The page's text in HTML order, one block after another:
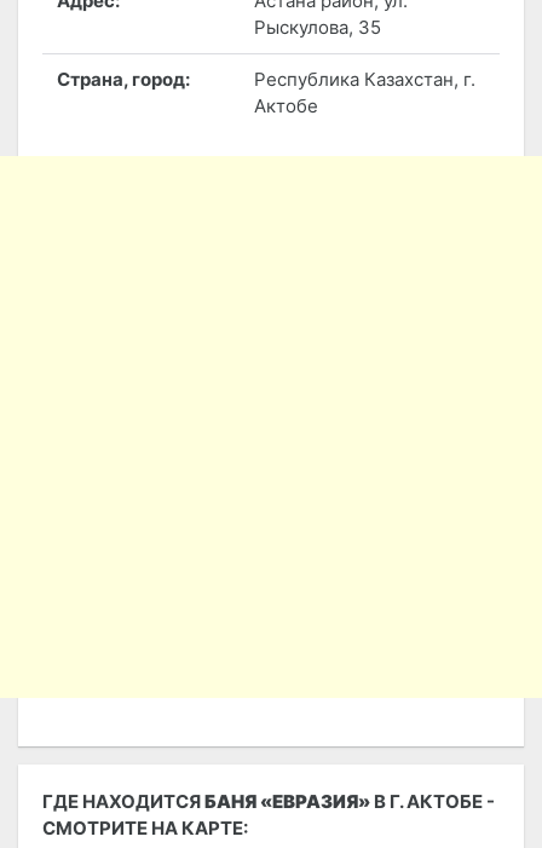
Рыскулова, 35
Страна, город:
Республика Казахстан, г.
Актобе